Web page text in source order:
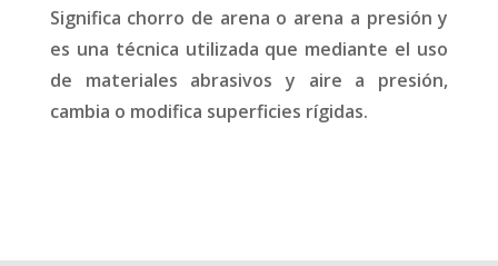
Significa chorro de arena o arena a presión y
es una técnica utilizada que mediante el uso
de materiales abrasivos y aire a presión,
cambia o modifica superficies rígidas.